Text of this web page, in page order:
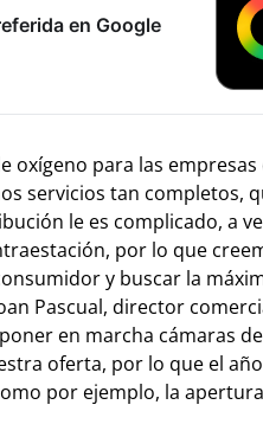
en Google
para las
servicios tan completos,
le es complicado, a
por lo que
y buscar la
Pascual, director
en marcha cámaras
oferta, por lo que el
por ejemplo, la